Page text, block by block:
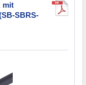
mit
SBRS-